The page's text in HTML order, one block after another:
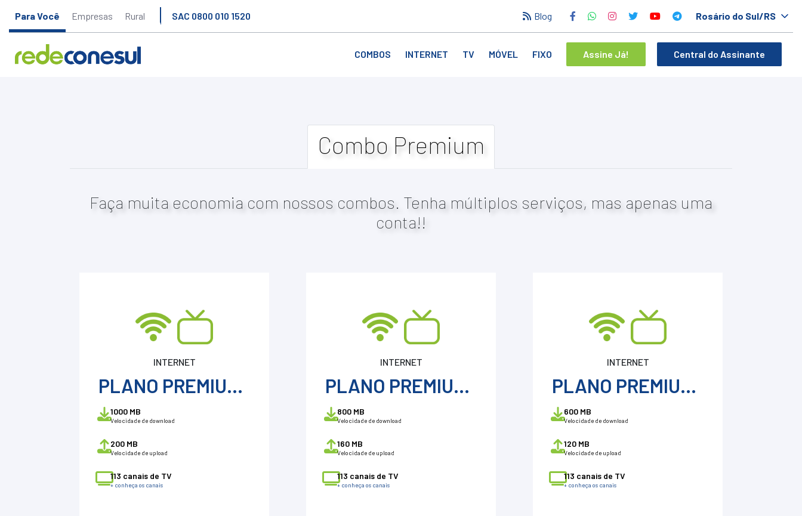
Para Você Empresas Rural SAC 0800 010 1520 Blog Rosário do Sul/RS
COMBOS INTERNET TV MÓVEL FIXO Assine Já! Central do Assinante
Combo Premium
Faça muita economia com nossos combos. Tenha múltiplos serviços, mas apenas uma
conta!!
INTERNET
PLANO PREMIUM 1000
1000 MB
Velocidade de download
200 MB
Velocidade de upload
113 canais de TV
+ conheça os canais
INTERNET
PLANO PREMIUM 800
800 MB
Velocidade de download
160 MB
Velocidade de upload
113 canais de TV
+ conheça os canais
INTERNET
PLANO PREMIUM 600
600 MB
Velocidade de download
120 MB
Velocidade de upload
113 canais de TV
+ conheça os canais